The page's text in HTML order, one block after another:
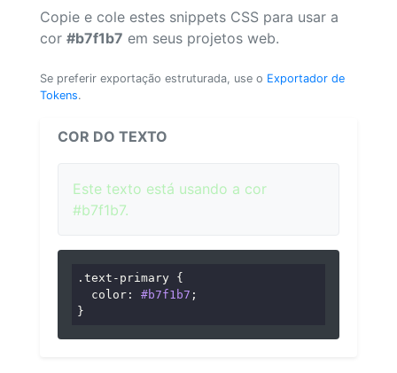
Copie e cole estes snippets CSS para usar a
cor #b7f1b7 em seus projetos web.
Se preferir exportação estruturada, use o Exportador de
Tokens.
COR DO TEXTO
Este texto está usando a cor
#b7f1b7.
.text-primary {
color : #b7f1b7 ;
}